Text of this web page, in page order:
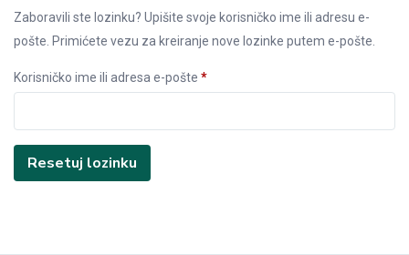
Lost password?
Zaboravili ste lozinku? Upišite svoje korisničko ime ili adresu e-
pošte. Primićete vezu za kreiranje nove lozinke putem e-pošte.
Korisničko ime ili adresa e-pošte *
Resetuj lozinku